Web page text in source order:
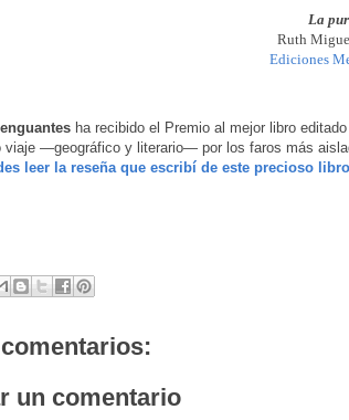
La
Ruth
Ediciones
ha recibido el Premio al mejor libro
viaje —geográfico y literario— por los faros más
leer la reseña que escribí de este precioso
un comentario